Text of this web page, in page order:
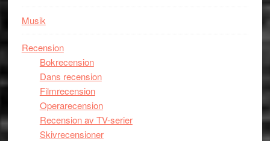
Musik
Recension
Bokrecension
Dans recension
Filmrecension
Operarecension
Recension av TV-serier
Skivrecensioner